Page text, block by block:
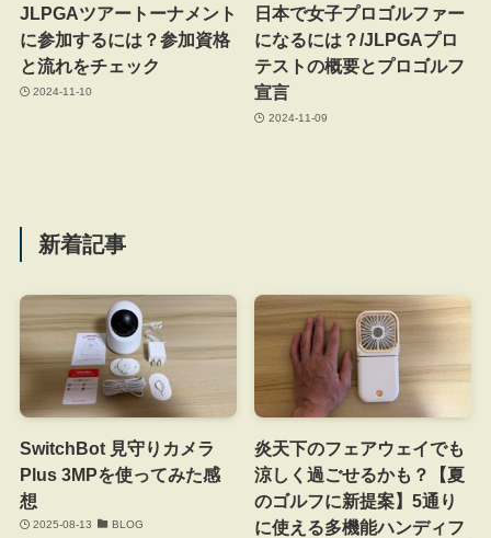
JLPGAツアートーナメント
に参加するには？参加資格
と流れをチェック
2024-11-10
日本で女子プロゴルファー
になるには？/JLPGAプロ
テストの概要とプロゴルフ
宣言
2024-11-09
新着記事
SwitchBot 見守りカメラ
Plus 3MPを使ってみた感
想
2025-08-13 BLOG
炎天下のフェアウェイでも
涼しく過ごせるかも？【夏
のゴルフに新提案】5通り
に使える多機能ハンディフ